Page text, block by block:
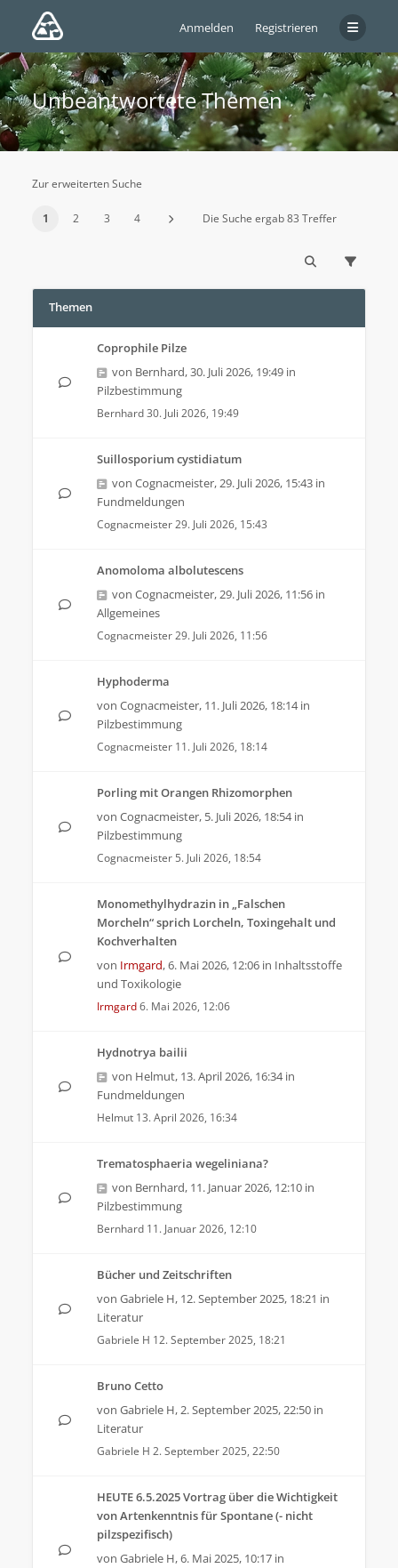
Anmelden Registrieren
Unbeantwortete Themen
Zur erweiterten Suche
1 2 3 4 Die Suche ergab 83 Treffer
Themen
Coprophile Pilze
von Bernhard,30. Juli 2026, 19:49 in
Pilzbestimmung
Bernhard30. Juli 2026, 19:49
Suillosporium cystidiatum
von Cognacmeister,29. Juli 2026, 15:43 in
Fundmeldungen
Cognacmeister29. Juli 2026, 15:43
Anomoloma albolutescens
von Cognacmeister,29. Juli 2026, 11:56 in
Allgemeines
Cognacmeister29. Juli 2026, 11:56
Hyphoderma
von Cognacmeister, 11. Juli 2026, 18:14in
Pilzbestimmung
Cognacmeister 11. Juli 2026, 18:14
Porling mit Orangen Rhizomorphen
von Cognacmeister, 5. Juli 2026, 18:54in
Pilzbestimmung
Cognacmeister 5. Juli 2026, 18:54
Monomethylhydrazin in „Falschen
Morcheln“ sprich Lorcheln, Toxingehalt und
Kochverhalten
von Irmgard,6. Mai 2026, 12:06 in Inhaltsstoffe
und Toxikologie
Irmgard6. Mai 2026, 12:06
Hydnotrya bailii
von Helmut, 13. April 2026, 16:34in
Fundmeldungen
Helmut 13. April 2026, 16:34
Trematosphaeria wegeliniana?
von Bernhard, 11. Januar 2026, 12:10 in
Pilzbestimmung
Bernhard 11. Januar 2026, 12:10
Bücher und Zeitschriften
von Gabriele H, 12. September 2025, 18:21 in
Literatur
Gabriele H 12. September 2025, 18:21
Bruno Cetto
von Gabriele H,2. September 2025, 22:50 in
Literatur
Gabriele H 2. September 2025, 22:50
HEUTE 6.5.2025 Vortrag über die Wichtigkeit
von Artenkenntnis für Spontane (- nicht
pilzspezifisch)
von Gabriele H,6. Mai 2025, 10:17 in